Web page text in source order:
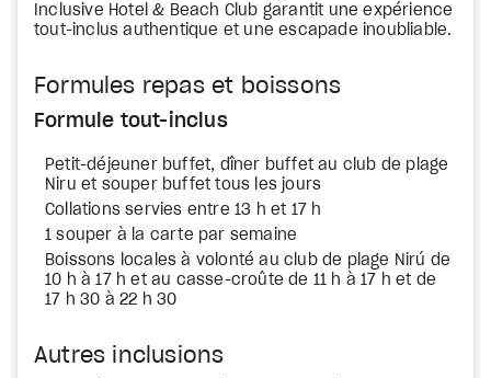
Inclusive Hotel & Beach Club garantit une expérience
tout-inclus authentique et une escapade inoubliable.
Formules repas et boissons
Formule tout-inclus
Petit-déjeuner buffet, dîner buffet au club de plage
Niru et souper buffet tous les jours
Collations servies entre 13 h et 17 h
1 souper à la carte par semaine
Boissons locales à volonté au club de plage Nirú de
10 h à 17 h et au casse-croûte de 11 h à 17 h et de
17 h 30 à 22 h 30
Autres inclusions